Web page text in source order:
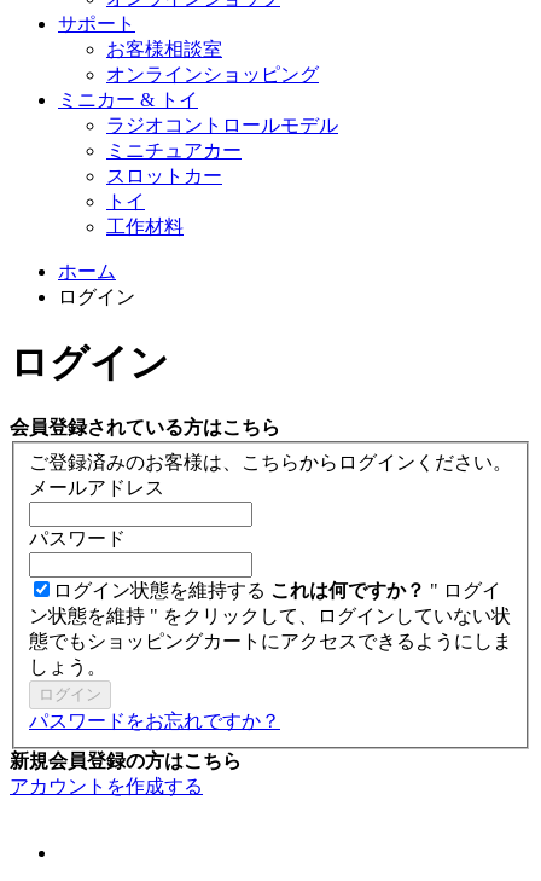
サポート
お客様相談室
オンラインショッピング
ミニカー & トイ
ラジオコントロールモデル
ミニチュアカー
スロットカー
トイ
工作材料
ホーム
ログイン
ログイン
会員登録されている方はこちら
ご登録済みのお客様は、こちらからログインください。
メールアドレス
パスワード
ログイン状態を維持する これは何ですか？ " ログイ
ン状態を維持 " をクリックして、ログインしていない状
態でもショッピングカートにアクセスできるようにしま
しょう。
ログイン
パスワードをお忘れですか？
新規会員登録の方はこちら
アカウントを作成する